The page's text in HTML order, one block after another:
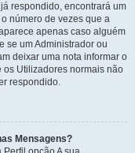
respondido, encontrará um
número de vezes que a
apenas caso alguém
se um Administrador ou
deixar uma nota informar o
os Utilizadores normais não
respondido.
Mensagens?